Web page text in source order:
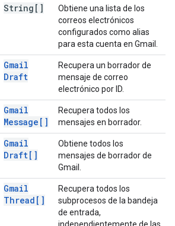
String[]
Obtiene una lista de los
correos electrónicos
configurados como alias
para esta cuenta en Gmail.
Gmail
Draft
Recupera un borrador de
mensaje de correo
electrónico por ID.
Gmail
Message[]
Recupera todos los
mensajes en borrador.
Gmail
Draft[]
Obtiene todos los
mensajes de borrador de
Gmail.
Gmail
Thread[]
Recupera todos los
subprocesos de la bandeja
de entrada,